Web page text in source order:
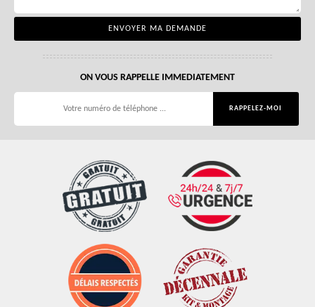
ON VOUS RAPPELLE IMMEDIATEMENT